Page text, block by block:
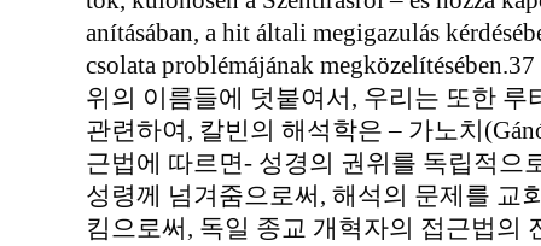
anításában, a hit általi megigazulás
csolata problémájának megközelítésében.37
위의 이름들에 덧붙여서, 우리는 또한 루
관련하여, 칼빈의 해석학은 – 가노치
근법에 따르면- 성경의 권위를 독립적으
성령께 넘겨줌으로써, 해석의 문제를 교
킴으로써, 독일 종교 개혁자의 접근법의